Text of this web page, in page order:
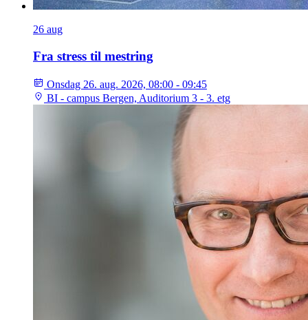
26 aug
Fra stress til mestring
Onsdag 26. aug. 2026, 08:00 - 09:45
BI - campus Bergen, Auditorium 3 - 3. etg